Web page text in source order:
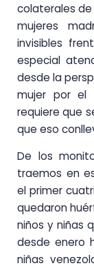
colaterales
mujeres
invisibles
especial
desde la
mujer por el
requiere que
que eso
De los
traemos en
el primer
quedaron
niños y niñas
desde enero
niñas